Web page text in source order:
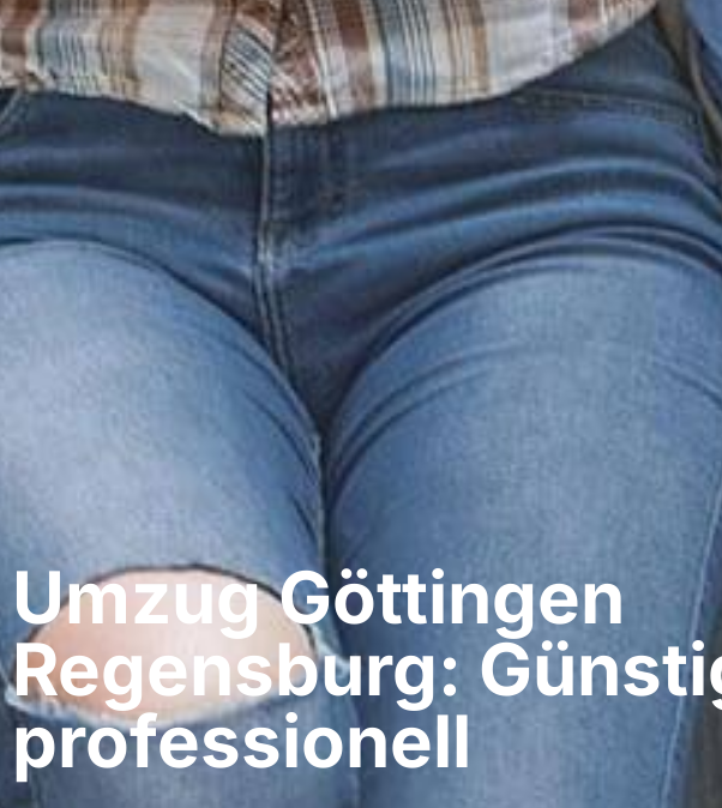
Umzug Göttingen​
Regensburg:
professionell​